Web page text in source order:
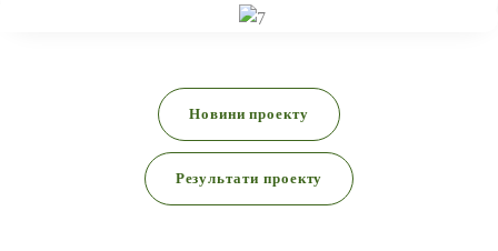
Новини проекту
Результати проекту